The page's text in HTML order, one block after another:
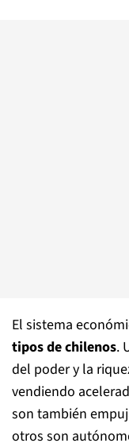
El sistema
tipos de chilenos.
del poder y la
vendiendo
son también
otros son